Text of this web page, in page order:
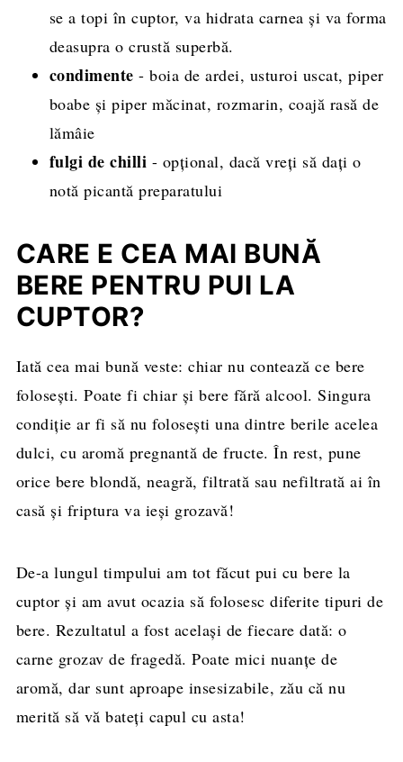
se a topi în cuptor, va hidrata carnea și va forma
deasupra o crustă superbă.
condimente- boia de ardei, usturoi uscat, piper
boabe și piper măcinat, rozmarin, coajă rasă de
lămâie
fulgi de chilli - opțional, dacă vreți să dați o
notă picantă preparatului
CARE E CEA MAI BUNĂ
BERE PENTRU PUI LA
CUPTOR?
Iată cea mai bună veste: chiar nu contează ce bere
folosești. Poate fi chiar și bere fără alcool. Singura
condiție ar fi să nu folosești una dintre berile acelea
dulci, cu aromă pregnantă de fructe. În rest, pune
orice bere blondă, neagră, filtrată sau nefiltrată ai în
casă și friptura va ieși grozavă!
De-a lungul timpului am tot făcut pui cu bere la
cuptor și am avut ocazia să folosesc diferite tipuri de
bere. Rezultatul a fost același de fiecare dată: o
carne grozav de fragedă. Poate mici nuanțe de
aromă, dar sunt aproape insesizabile, zău că nu
merită să vă bateți capul cu asta!